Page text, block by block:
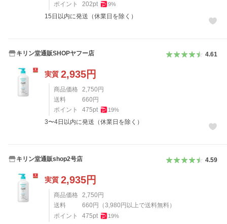
ポイント
202pt 9%
15日以内に発送（休業日を除く）
キリン堂通販SHOPヤフー店 4.61
実質 2,935円
商品価格 2,750 円
送料
660 円
ポイント
475pt 19%
3〜4日以内に発送（休業日を除く）
キリン堂通販shop2号店 4.59
実質 2,935円
商品価格 2,750 円
送料
660 円 （3,980 円以上で送料無料）
ポイント
475pt 19%